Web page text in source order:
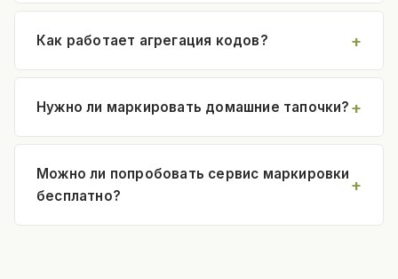
Как работает агрегация кодов?
Нужно ли маркировать домашние тапочки?
Можно ли попробовать сервис маркировки
бесплатно?